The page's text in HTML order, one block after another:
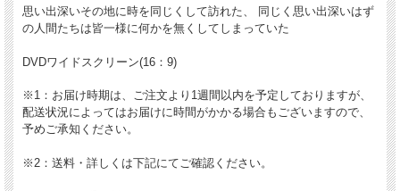
思い出深いその地に時を同じくして訪れた、 同じく思い出深いはず
の人間たちは皆一様に何かを無くしてしまっていた
DVDワイドスクリーン(16：9)
※1：お届け時期は、ご注文より1週間以内を予定しておりますが、
配送状況によってはお届けに時間がかかる場合もございますので、
予めご承知ください。
※2：送料・詳しくは下記にてご確認ください。